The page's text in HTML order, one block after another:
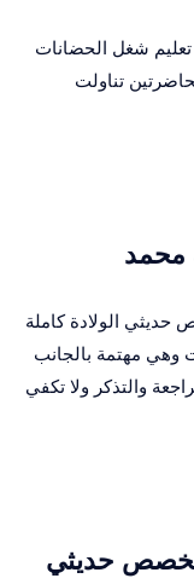
شغل الحضانات
تناولت
محمد
الولادة كاملة
وتبلغ حوالي 3 ساعات وهي مهتمة بالجانب
والتذكر ولا تكفي
حديثي